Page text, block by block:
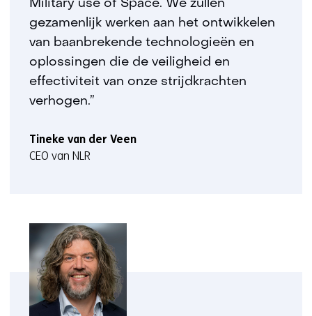
Military use of Space. We zullen
gezamenlijk werken aan het ontwikkelen
van baanbrekende technologieën en
oplossingen die de veiligheid en
effectiviteit van onze strijdkrachten
verhogen.”
Tineke van der Veen
CEO van NLR